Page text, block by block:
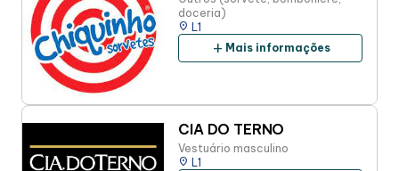
doceria)
place L1
add Mais informações
CIA DO TERNO
Vestuário masculino
place L1